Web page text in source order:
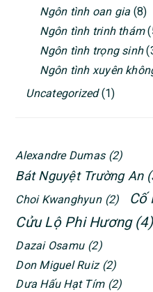
Ngôn tình oan gia (8)
Ngôn tình trinh thám
Ngôn tình trọng sinh
Ngôn tình xuyên
Uncategorized(1)
Alexandre Dumas (2)
Bát Nguyệt Trường An
Choi Kwanghyun (2) Cố
Cửu Lộ Phi Hương (4)
Dazai Osamu (2)
Don Miguel Ruiz (2)
Dưa Hấu Hạt Tím (2)